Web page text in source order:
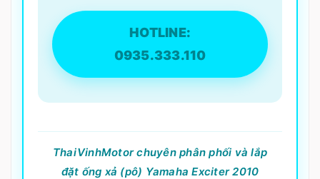
HOTLINE:
0935.333.110
ThaiVinhMotor chuyên phân phối và lắp
đặt ống xả (pô) Yamaha Exciter 2010